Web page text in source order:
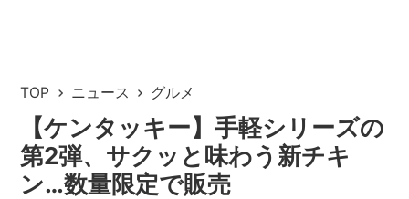
TOP ニュース グルメ
【ケンタッキー】手軽シリーズの
第2弾、サクッと味わう新チキ
ン…数量限定で販売